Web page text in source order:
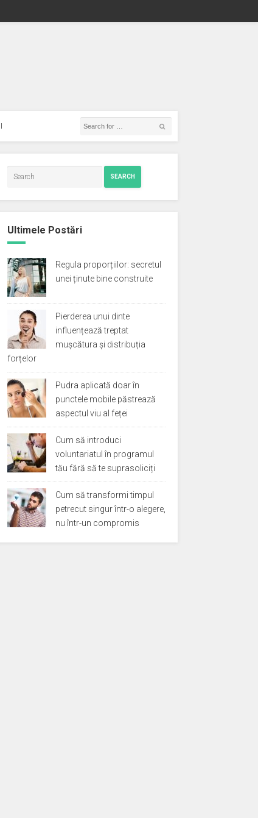
SEARCH
Ultimele Postări
Regula proporțiilor: secretul
unei ținute bine construite
Pierderea unui dinte
influențează treptat
mușcătura și distribuția
forțelor
Pudra aplicată doar în
punctele mobile păstrează
aspectul viu al feței
Cum să introduci
voluntariatul în programul
tău fără să te suprasoliciți
Cum să transformi timpul
petrecut singur într-o alegere,
nu într-un compromis